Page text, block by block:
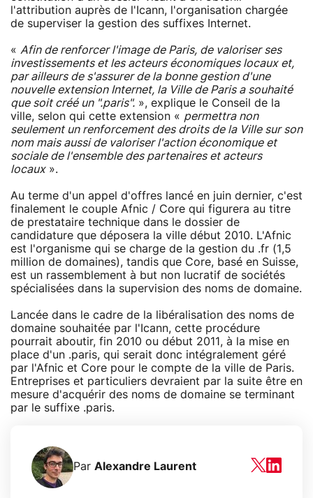
l'attribution auprès de l'Icann, l'organisation chargée
de superviser la gestion des suffixes Internet.
« Afin de renforcer l'image de Paris, de valoriser ses
investissements et les acteurs économiques locaux et,
par ailleurs de s'assurer de la bonne gestion d'une
nouvelle extension Internet, la Ville de Paris a souhaité
que soit créé un ".paris". », explique le Conseil de la
ville, selon qui cette extension « permettra non
seulement un renforcement des droits de la Ville sur son
nom mais aussi de valoriser l'action économique et
sociale de l'ensemble des partenaires et acteurs
locaux».
Au terme d'un appel d'offres lancé en juin dernier, c'est
finalement le couple Afnic / Core qui figurera au titre
de prestataire technique dans le dossier de
candidature que déposera la ville début 2010. L'Afnic
est l'organisme qui se charge de la gestion du .fr (1,5
million de domaines), tandis que Core, basé en Suisse,
est un rassemblement à but non lucratif de sociétés
spécialisées dans la supervision des noms de domaine.
Lancée dans le cadre de la libéralisation des noms de
domaine souhaitée par l'Icann, cette procédure
pourrait aboutir, fin 2010 ou début 2011, à la mise en
place d'un .paris, qui serait donc intégralement géré
par l'Afnic et Core pour le compte de la ville de Paris.
Entreprises et particuliers devraient par la suite être en
mesure d'acquérir des noms de domaine se terminant
par le suffixe .paris.
Par Alexandre Laurent